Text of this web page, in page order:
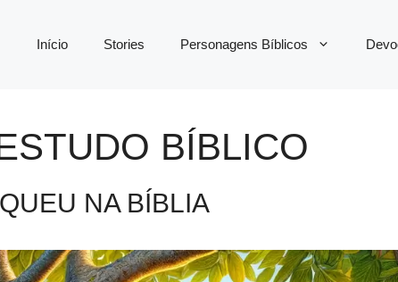
Início Stories Personagens Bíblicos
BÍBLICO
NA BÍBLIA